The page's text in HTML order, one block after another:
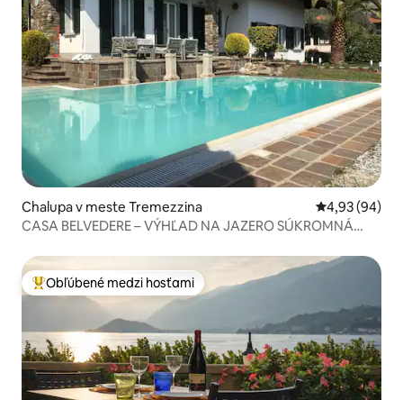
Chalupa v meste Tremezzina Priemerné
4,93 (94)
CASA BELVEDERE – VÝHĽAD NA JAZERO SÚKROMNÁ
Najobľúbenejšie medzi hosťami
Obľúbené medzi hosťami